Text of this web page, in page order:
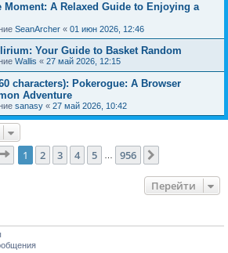
A Relaxed Guide to Enjoying a
SeanArcher « 01 июн 2026, 12:46
Your Guide to Basket Random
Wallis « 27 май 2026, 12:15
characters): Pokerogue: A Browser
Adventure
sanasy « 27 май 2026, 10:42
Страница из 956
1 2 3 4 5 956
Перейти